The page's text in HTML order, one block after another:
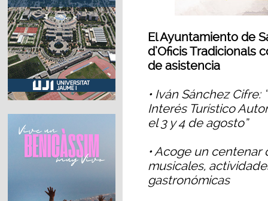
El Ayuntamiento de
d’Oficis Tradicionals
de asistencia
• Iván Sánchez
Interés Turístico
el 3 y 4 de agosto”
• Acoge un
musicales,
gastronómicas